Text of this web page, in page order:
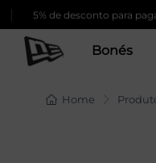
5% de desconto para
Bonés
Home